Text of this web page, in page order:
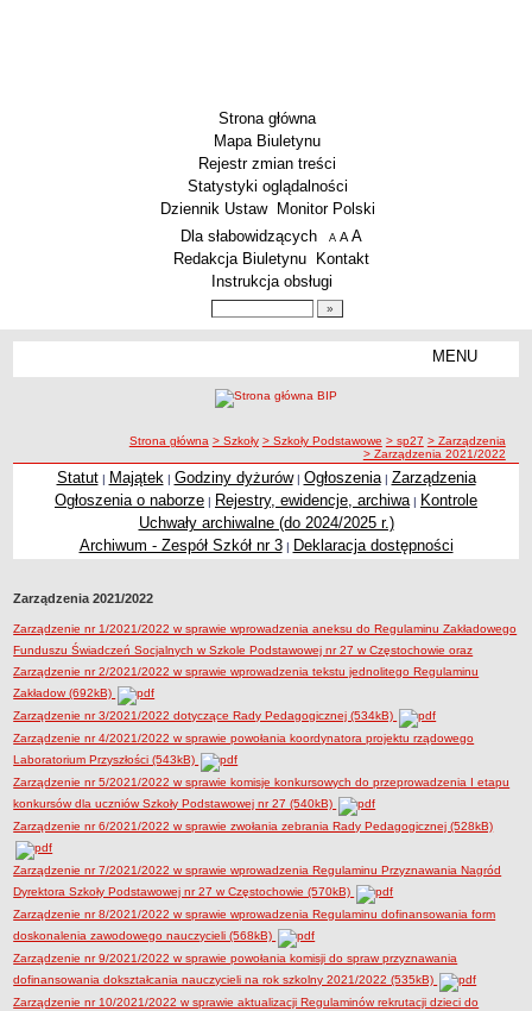
Strona główna
Mapa Biuletynu
Rejestr zmian treści
Statystyki oglądalności
Dziennik Ustaw
Monitor Polski
Menu dodatkowe
Dla słabowidzących A pomniejsz czcionkę
A standardowy rozmiar czcionki
A
Redakcja Biuletynu
Kontakt
Instrukcja obsługi
MENU
Zespoły Szkół
Techniczne Zakłady Naukowe
Przedszkola Miejskie
Zlikwidowane gimnazja
Przekształcone szkoły i placówki
Wielofunkcyjna Placówka
SPECJALNE OŚRODKI SZKOLNO-WYCHOWAWCZE
Specjalny Ośrodek nr 1
Specjalny Ośrodek nr 5
BURSA MIEJSKA
Dane podstawowe
Statut
Majątek
Godziny dyżurów
Ogłoszenie
Zarządzenia
Kontrole
ścieżka nawigacji
Strona główna > Szkoły > Szkoły Podstawowe > sp27 > Zarządzenia
> Zarządzenia 2021/2022
Statut| Majątek | Godziny dyżurów| Ogłoszenia| Zarządzenia
Ogłoszenia o naborze | Rejestry, ewidencje, archiwa | Kontrole
Uchwały archiwalne (do 2024/2025 r.)
Archiwum - Zespół Szkół nr 3| Deklaracja dostępności
Zarządzenia 2021/2022
Zarządzenie nr 1/2021/2022 w sprawie wprowadzenia aneksu do Regulaminu Zakładowego
Funduszu Świadczeń Socjalnych w Szkole Podstawowej nr 27 w Częstochowie oraz
Zarządzenie nr 2/2021/2022 w sprawie wprowadzenia tekstu jednolitego Regulaminu
Zakładow (692kB)
Zarządzenie nr 3/2021/2022 dotyczące Rady Pedagogicznej (534kB)
Zarządzenie nr 4/2021/2022 w sprawie powołania koordynatora projektu rządowego
Laboratorium Przyszłości (543kB)
Zarządzenie nr 5/2021/2022 w sprawie komisje konkursowych do przeprowadzenia I etapu
konkursów dla uczniów Szkoły Podstawowej nr 27 (540kB)
Zarządzenie nr 6/2021/2022 w sprawie zwołania zebrania Rady Pedagogicznej (528kB)
Zarządzenie nr 7/2021/2022 w sprawie wprowadzenia Regulaminu Przyznawania Nagród
Dyrektora Szkoły Podstawowej nr 27 w Częstochowie (570kB)
Zarządzenie nr 8/2021/2022 w sprawie wprowadzenia Regulaminu dofinansowania form
doskonalenia zawodowego nauczycieli (568kB)
Zarządzenie nr 9/2021/2022 w sprawie powołania komisji do spraw przyznawania
dofinansowania dokształcania nauczycieli na rok szkolny 2021/2022 (535kB)
Zarządzenie nr 10/2021/2022 w sprawie aktualizacji Regulaminów rekrutacji dzieci do